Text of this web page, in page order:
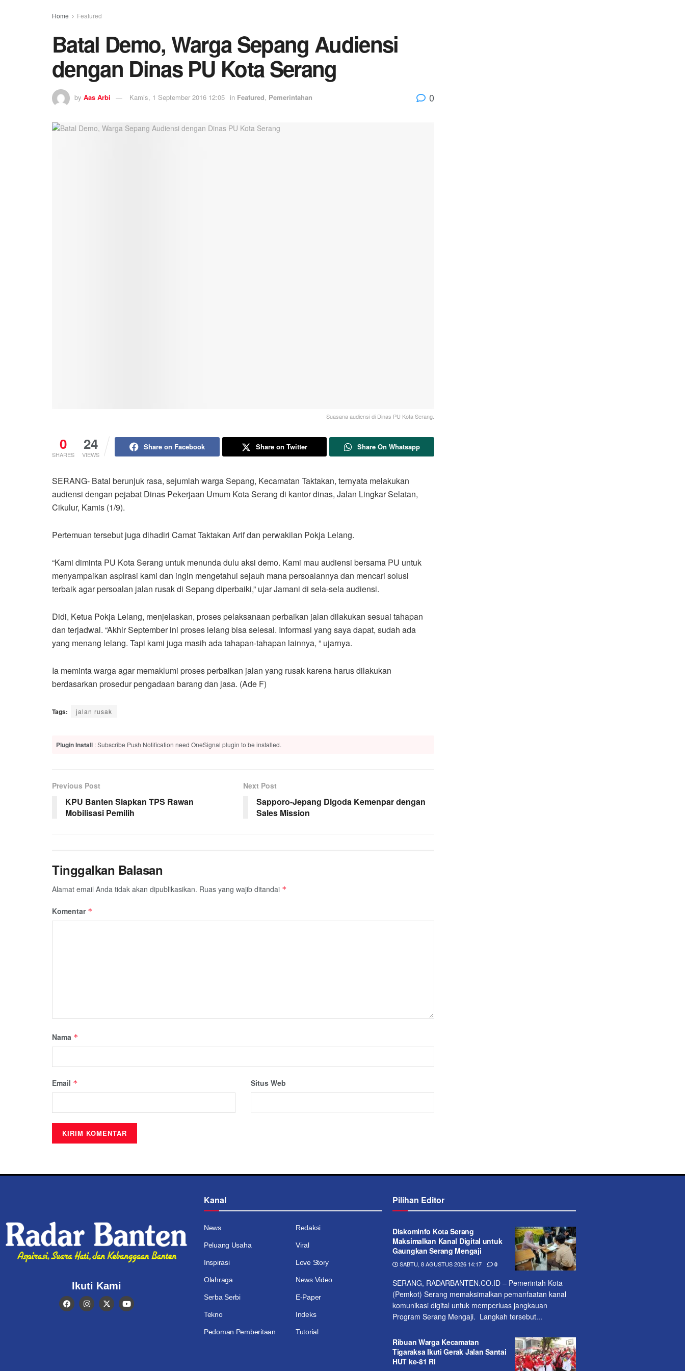
Home Featured
Batal Demo, Warga Sepang Audiensi
dengan Dinas PU Kota Serang
by Aas Arbi Kamis, 1 September 2016 12:05 in Featured, Pemerintahan 0
Suasana audiensi di Dinas PU Kota Serang.
0
SHARES
24
VIEWS
Share on Facebook Share on Twitter Share On Whatsapp
SERANG- Batal berunjuk rasa, sejumlah warga Sepang, Kecamatan Taktakan, ternyata melakukan
audiensi dengan pejabat Dinas Pekerjaan Umum Kota Serang di kantor dinas, Jalan Lingkar Selatan,
Cikulur, Kamis (1/9).
Pertemuan tersebut juga dihadiri Camat Taktakan Arif dan perwakilan Pokja Lelang.
“Kami diminta PU Kota Serang untuk menunda dulu aksi demo. Kami mau audiensi bersama PU untuk
menyampaikan aspirasi kami dan ingin mengetahui sejauh mana persoalannya dan mencari solusi
terbaik agar persoalan jalan rusak di Sepang diperbaiki,” ujar Jamani di sela-sela audiensi.
Didi, Ketua Pokja Lelang, menjelaskan, proses pelaksanaan perbaikan jalan dilakukan sesuai tahapan
dan terjadwal. “Akhir September ini proses lelang bisa selesai. Informasi yang saya dapat, sudah ada
yang menang lelang. Tapi kami juga masih ada tahapan-tahapan lainnya, ” ujarnya.
Ia meminta warga agar memaklumi proses perbaikan jalan yang rusak karena harus dilakukan
berdasarkan prosedur pengadaan barang dan jasa. (Ade F)
Tags: jalan rusak
Plugin Install : Subscribe Push Notification need OneSignal plugin to be installed.
Previous Post
KPU Banten Siapkan TPS Rawan
Mobilisasi Pemilih
Next Post
Sapporo-Jepang Digoda Kemenpar dengan
Sales Mission
Tinggalkan Balasan
Alamat email Anda tidak akan dipublikasikan. Ruas yang wajib ditandai *
Komentar *
Nama *
Email * Situs Web
Ikuti Kami
Kanal
News Redaksi
Peluang Usaha Viral
Inspirasi Love Story
Olahraga News Video
Serba Serbi E-Paper
Tekno
Pedoman Pemberitaan
Indeks
Tutorial
Pilihan Editor
Diskominfo Kota Serang
Maksimalkan Kanal Digital untuk
Gaungkan Serang Mengaji
SABTU, 8 AGUSTUS 2026 14:17 0
SERANG, RADARBANTEN.CO.ID – Pemerintah Kota
(Pemkot) Serang memaksimalkan pemanfaatan kanal
komunikasi digital untuk memperluas jangkauan
Program Serang Mengaji. Langkah tersebut...
Ribuan Warga Kecamatan
Tigaraksa Ikuti Gerak Jalan Santai
HUT ke-81 RI